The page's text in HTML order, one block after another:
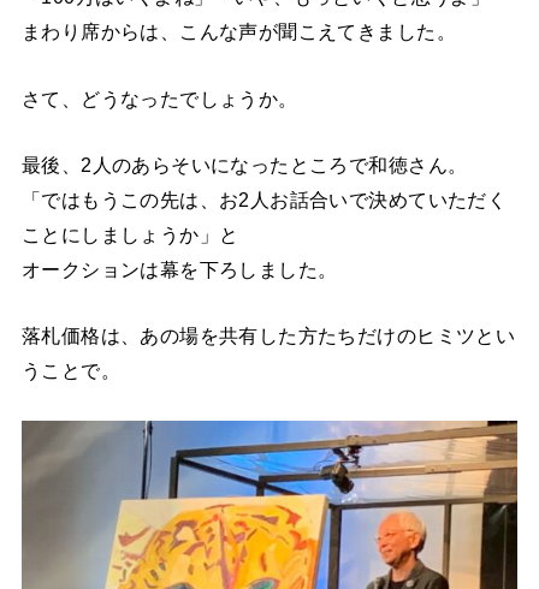
まわり席からは、こんな声が聞こえてきました。
さて、どうなったでしょうか。
最後、2人のあらそいになったところで和徳さん。
「ではもうこの先は、お2人お話合いで決めていただく
ことにしましょうか」と
オークションは幕を下ろしました。
落札価格は、あの場を共有した方たちだけのヒミツとい
うことで。